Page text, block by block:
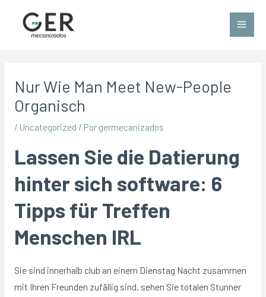
Nur Wie Man Meet New-People
Organisch
/ Uncategorized / Por germecanizados
Lassen Sie die Datierung
hinter sich software: 6
Tipps für Treffen
Menschen IRL
Sie sind innerhalb club an einem Dienstag Nacht zusammen
mit Ihren Freunden zufällig sind, sehen Sie totalen Stunner